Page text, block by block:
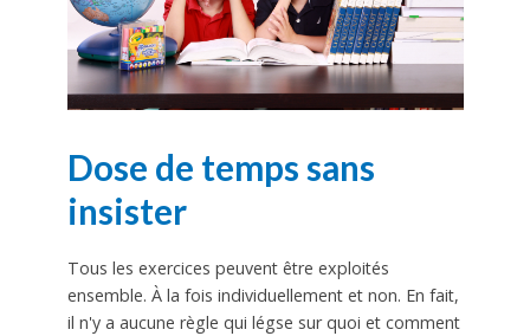
Dose de temps sans
insister
Tous les exercices peuvent être exploités
ensemble. À la fois individuellement et non. En fait,
il n'y a aucune règle qui légse sur quoi et comment